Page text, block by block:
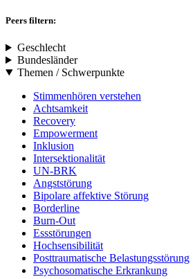
Peers filtern:
Geschlecht
Bundesländer
Themen / Schwerpunkte
Stimmenhören verstehen
Achtsamkeit
Recovery
Empowerment
Inklusion
Intersektionalität
UN-BRK
Angststörung
Bipolare affektive Störung
Borderline
Burn-Out
Essstörungen
Hochsensibilität
Posttraumatische Belastungsstörung
Psychosomatische Erkrankung